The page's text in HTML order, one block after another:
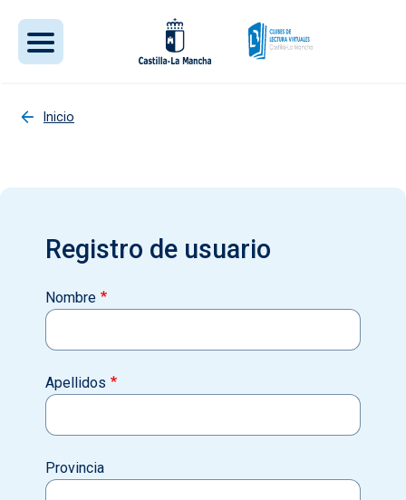
Inicio
Registro de usuario
Nombre
Apellidos
Provincia